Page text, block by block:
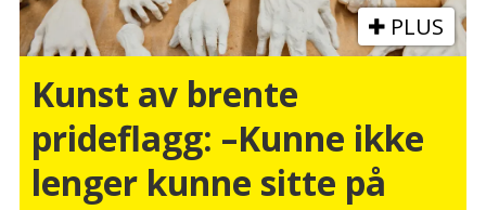
PLUS
Kunst av brente
prideflagg: –Kunne ikke
lenger kunne sitte på